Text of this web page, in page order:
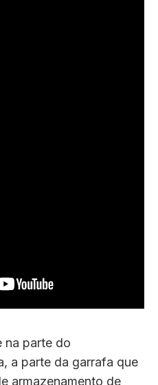
na parte do
a parte da garrafa que
armazenamento de